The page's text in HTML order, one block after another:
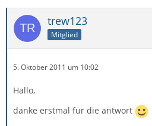
trew123
Mitglied
5. Oktober 2011 um 10:02
Hallo,
danke erstmal für die antwort